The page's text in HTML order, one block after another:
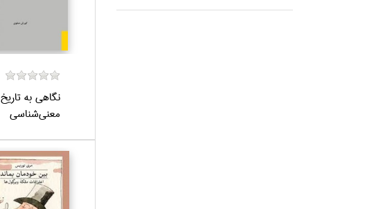
نگاهي به تاريخ
معني‌شناسي